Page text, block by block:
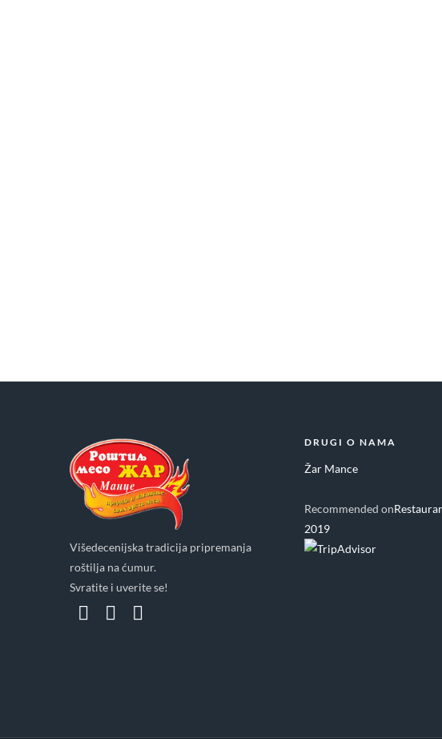
Višedecenijska tradicija pripremanja
roštilja na ćumur.
Svratite i uverite se!
DRUGI O NAMA
Žar Mance
Recommended on
2019